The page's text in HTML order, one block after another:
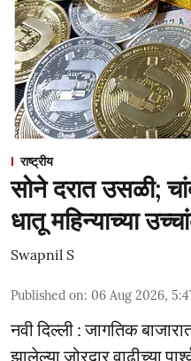
राष्ट्रीय
सोने दरात उसळी;
धातू महिन्याच्या
Swapnil S
Published on: 06 Aug 2026,
नवी दिल्ली : जागतिक
झालेल्या जोरदार वाढीच्या